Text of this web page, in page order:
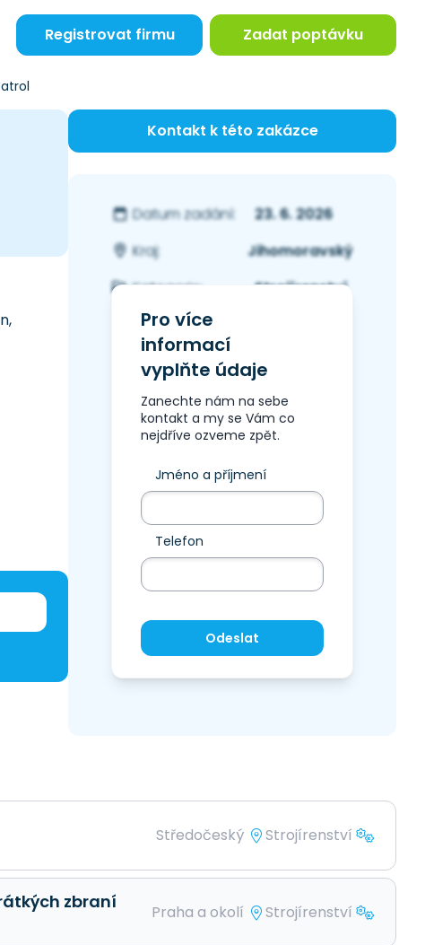
Registrovat firmu Zadat poptávku
Kontakt k této zakázce
Datum zadání:
23. 6. 2026
Kraj:
Jihomoravský
Kategorie:
Strojírenství
Pro více
informací
vyplňte údaje
Zanechte nám na sebe
kontakt a my se Vám co
nejdříve ozveme zpět.
Jméno a příjmení
Telefon
Odeslat
Středočeský Strojírenství
zbraní Praha a okolí Strojírenství